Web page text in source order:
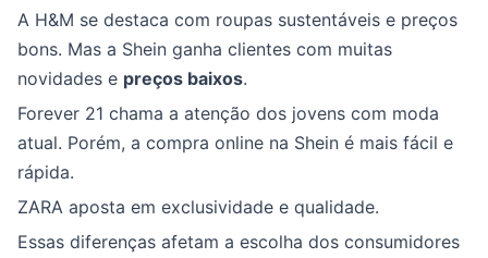
A H&M se destaca com roupas sustentáveis e preços
bons. Mas a Shein ganha clientes com muitas
novidades e preços baixos.
Forever 21 chama a atenção dos jovens com moda
atual. Porém, a compra online na Shein é mais fácil e
rápida.
ZARA aposta em exclusividade e qualidade.
Essas diferenças afetam a escolha dos consumidores